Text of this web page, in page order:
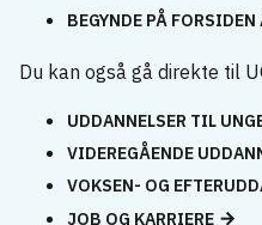
BEGYNDE PÅ FORSIDEN
Du kan også gå direkte til
UDDANNELSER TIL
VIDEREGÅENDE
VOKSEN- OG
JOB OG KARRIERE